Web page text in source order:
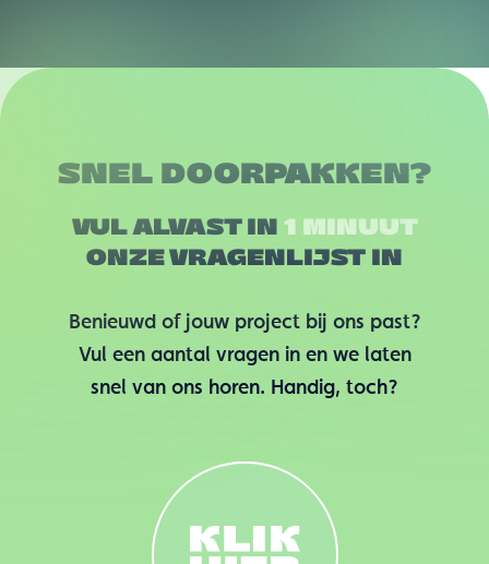
VUL ALVAST IN 1 MINUUT
ONZE VRAGENLIJST IN
Benieuwd of jouw project bij ons past?
Vul een aantal vragen in en we laten
snel van ons horen. Handig, toch?
SNEL DOORPAKKEN?